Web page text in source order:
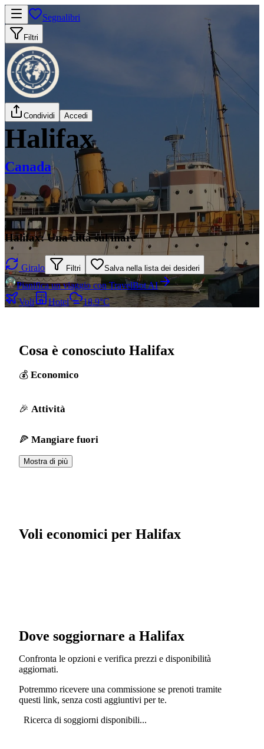
Segnalibri
Filtri
Condividi Accedi
Halifax
Canada
Halifax: Una città sul mare
Giralo Filtri Salva nella lista dei desideri
Pianifica un viaggio con TravelBot AI
Voli
Hotel 18.9°C
Cosa è conosciuto Halifax
Economico
Attività
Mangiare fuori
Mostra di più
Voli economici per Halifax
Dove soggiornare a Halifax
Confronta le opzioni e verifica prezzi e disponibilità
aggiornati.
Potremmo ricevere una commissione se prenoti tramite
questi link, senza costi aggiuntivi per te.
Ricerca di soggiorni disponibili...